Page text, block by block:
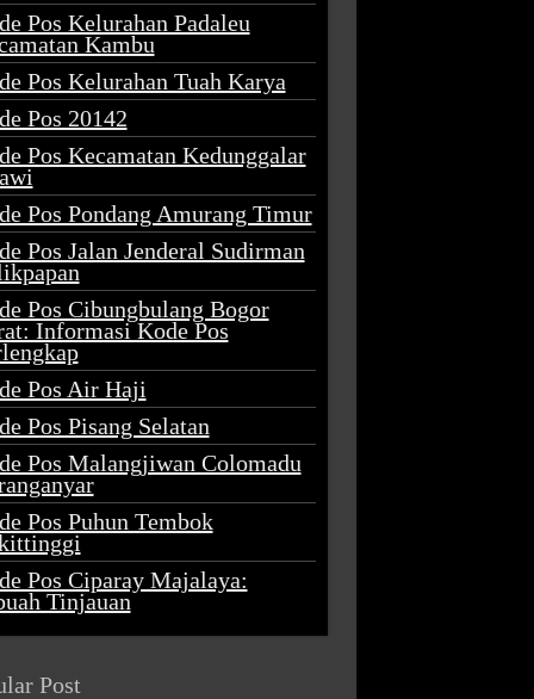
Pos Kelurahan Padaleu
Kambu
Pos Kelurahan Tuah Karya
Pos 20142
Pos Kecamatan Kedunggalar
Pos Pondang Amurang Timur
Pos Jalan Jenderal Sudirman
Pos Cibungbulang Bogor
Informasi Kode Pos
Pos Air Haji
Pos Pisang Selatan
Pos Malangjiwan Colomadu
Pos Puhun Tembok
Pos Ciparay Majalaya:
Tinjauan
Post